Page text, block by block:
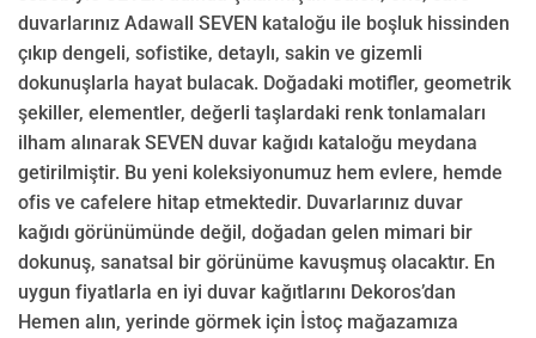
duvarlarınız Adawall SEVEN kataloğu ile boşluk hissinden
çıkıp dengeli, sofistike, detaylı, sakin ve gizemli
dokunuşlarla hayat bulacak. Doğadaki motifler, geometrik
şekiller, elementler, değerli taşlardaki renk tonlamaları
ilham alınarak SEVEN duvar kağıdı kataloğu meydana
getirilmiştir. Bu yeni koleksiyonumuz hem evlere, hemde
ofis ve cafelere hitap etmektedir. Duvarlarınız duvar
kağıdı görünümünde değil, doğadan gelen mimari bir
dokunuş, sanatsal bir görünüme kavuşmuş olacaktır. En
uygun fiyatlarla en iyi duvar kağıtlarını Dekoros’dan
Hemen alın, yerinde görmek için İstoç mağazamıza